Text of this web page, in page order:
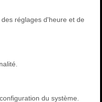
réglages d'heure et de
du système.